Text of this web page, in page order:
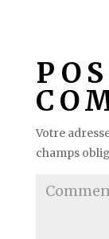
Votre
champs